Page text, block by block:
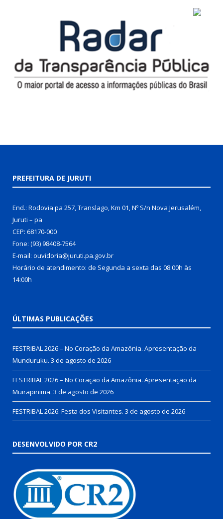
PREFEITURA DE JURUTI
End.: Rodovia pa 257, Translago, Km 01, Nº S/n Nova Jerusalém,
Juruti – pa
CEP: 68170-000
Fone: (93) 98408-7564
E-mail: ouvidoria@juruti.pa.gov.br
Horário de atendimento: de Segunda a sexta das 08:00h às
14:00h
ÚLTIMAS PUBLICAÇÕES
FESTRIBAL 2026 – No Coração da Amazônia. Apresentação da
Munduruku. 3 de agosto de 2026
FESTRIBAL 2026 – No Coração da Amazônia. Apresentação da
Muirapinima. 3 de agosto de 2026
FESTRIBAL 2026: Festa dos Visitantes. 3 de agosto de 2026
DESENVOLVIDO POR CR2